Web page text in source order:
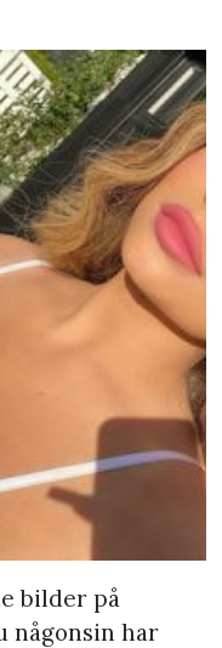
bilder på
någonsin har